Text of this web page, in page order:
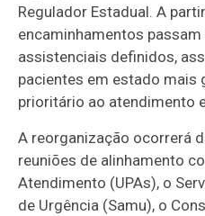
Regulador Estadual. A
encaminhamentos
assistenciais definidos,
pacientes em estado mais
prioritário ao atendimento
A reorganização ocorrerá
reuniões de alinhamento
Atendimento (UPAs), o
de Urgência (Samu), o